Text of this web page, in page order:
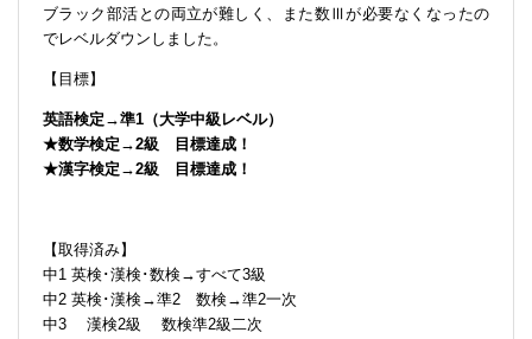
ブラック部活との両立が難しく、また数Ⅲが必要なくなったの
でレベルダウンしました。
【目標】
英語検定→準1（大学中級レベル）
★数学検定→2級 目標達成！
★漢字検定→2級 目標達成！
【取得済み】
中1 英検･漢検･数検→すべて3級
中2 英検･漢検→準2 数検→準2一次
中3 漢検2級 数検準2級二次